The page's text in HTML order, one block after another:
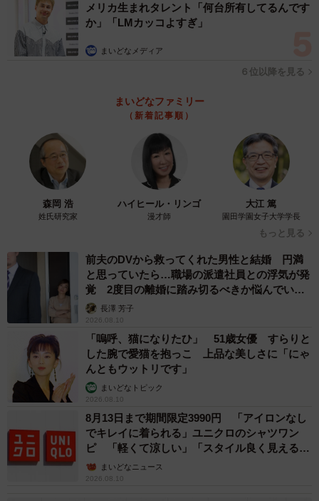
メリカ生まれタレント「何台所有してるんです
か」「LMカッコよすぎ」
まいどなメディア
６位以降を見る
まいどなファミリー
（新着記事順）
森岡 浩
姓氏研究家
ハイヒール・リンゴ
漫才師
大江 篤
園田学園女子大学学長
もっと見る
前夫のDVから救ってくれた男性と結婚 円満
と思っていたら…職場の派遣社員との浮気が発
覚 2度目の離婚に踏み切るべきか悩んでいま
す【夫婦関係修復カウンセラーが解説】
長澤 芳子
2026.08.10
「嗚呼、猫になりたひ」 51歳女優 すらりと
した腕で愛猫を抱っこ 上品な美しさに「にゃ
んともウットリです」
まいどなトピック
2026.08.10
8月13日まで期間限定3990円 「アイロンなし
でキレイに着られる」ユニクロのシャツワン
ピ 「軽くて涼しい」「スタイル良く見える」
の声まいどなニュース
2026.08.10